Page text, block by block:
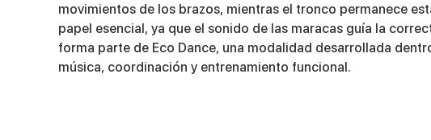
movimientos de los brazos, mientras el tronco permanece
papel esencial, ya que el sonido de las maracas guía la
forma parte de Eco Dance, una modalidad desarrollada
música, coordinación y entrenamiento funcional.